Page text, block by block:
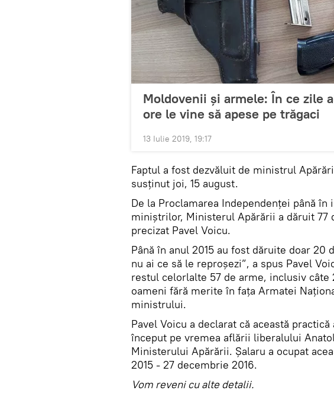
Moldovenii și armele: În ce zile
ore le vine să apese pe trăgaci
13 Iulie 2019, 19:17
Faptul a fost dezvăluit de ministrul
susținut joi, 15 august.
De la Proclamarea Independenței până
miniștrilor, Ministerul Apărării a dăruit 77
precizat Pavel Voicu.
Până în anul 2015 au fost dăruite doar 20
nu ai ce să le reproșezi”, a spus Pavel
restul celorlalte 57 de arme, inclusiv câte
oameni fără merite în fața Armatei
ministrului.
Pavel Voicu a declarat că această
început pe vremea aflării liberalului
Ministerului Apărării. Șalaru a ocupat
2015 - 27 decembrie 2016.
Vom reveni cu alte detalii.